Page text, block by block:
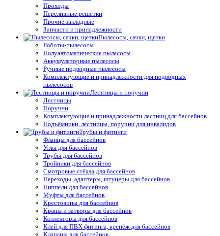
Проходы
Переливные решетки
Прочие закладные
Запчасти и принадлежности
Пылесосы, сачки, щетки
Роботы-пылесосы
Полуавтоматические пылесосы
Аккумуляторные пылесосы
Ручные подводные пылесосы
Комплектующие и принадлежности для подводных
пылесосов
Лестницы и поручни
Лестницы
Поручни
Комплектующие и принадлежности лестниц для бассейнов
Подъёмники, лестницы, поручни для инвалидов
Трубы и фитинги
Фланцы для бассейнов
Углы для бассейнов
Трубы для бассейнов
Тройники для бассейнов
Смотровые стёкла для бассейнов
Переходы, адаптеры, штуцеры для бассейнов
Ниппели для бассейнов
Муфты для бассейнов
Крестовины для бассейнов
Краны и затворы для бассейнов
Коллекторы для бассейнов
Клей для ПВХ фитинга, крепёж для бассейнов
Клапаны для бассейнов